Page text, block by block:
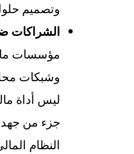
وتصميم
الشراكات
مؤسسات
وشبكات
ليس أداة
جزء من جهد
النظام المالي.